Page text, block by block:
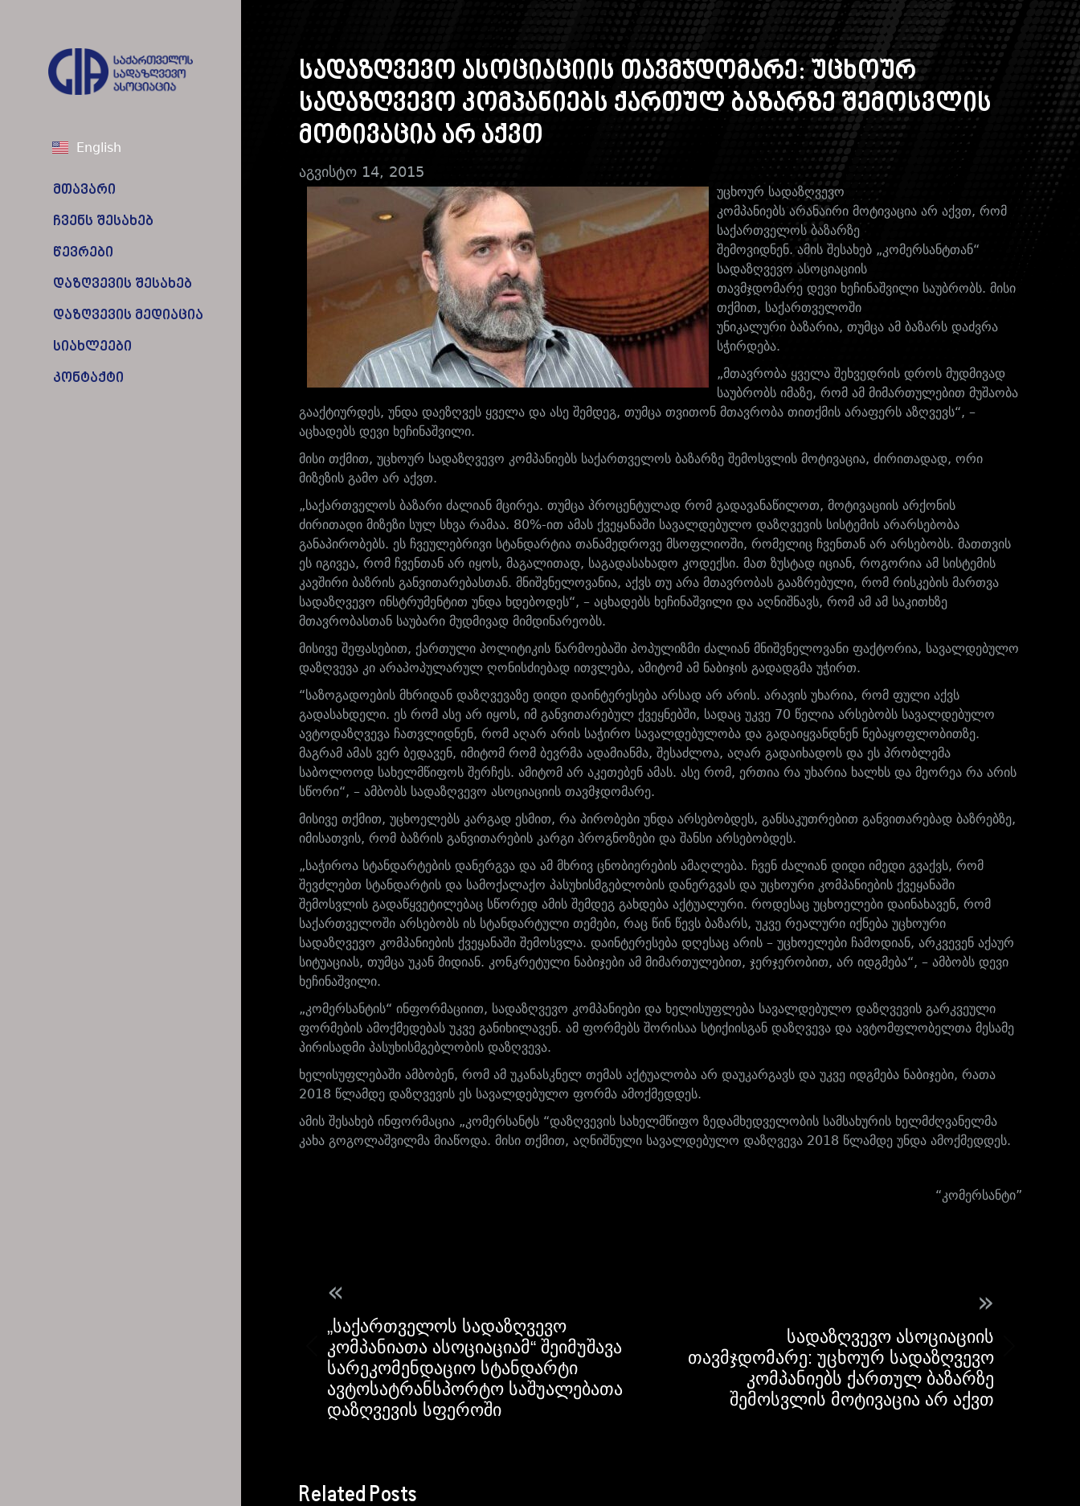
სადაზღვევო ასოციაციის თავმჯდომარე: უცხოურ
სადაზღვევო კომპანიებს ქართულ ბაზარზე შემოსვლის
მოტივაცია არ აქვთ
აგვისტო 14, 2015
უცხოურ სადაზღვევო
კომპანიებს არანაირი მოტივაცია არ აქვთ, რომ
საქართველოს ბაზარზე
შემოვიდნენ. ამის შესახებ „კომერსანტთან“
სადაზღვევო ასოციაციის
თავმჯდომარე დევი ხეჩინაშვილი საუბრობს. მისი
თქმით, საქართველოში
უნიკალური ბაზარია, თუმცა ამ ბაზარს დაძვრა
სჭირდება.
„მთავრობა ყველა შეხვედრის დროს მუდმივად
საუბრობს იმაზე, რომ ამ მიმართულებით მუშაობა
გააქტიურდეს, უნდა დაეზღვეს ყველა და ასე შემდეგ, თუმცა თვითონ მთავრობა თითქმის არაფერს აზღვევს“, –
აცხადებს დევი ხეჩინაშვილი.
მისი თქმით, უცხოურ სადაზღვევო კომპანიებს საქართველოს ბაზარზე შემოსვლის მოტივაცია, ძირითადად, ორი
მიზეზის გამო არ აქვთ.
„საქართველოს ბაზარი ძალიან მცირეა. თუმცა პროცენტულად რომ გადავანაწილოთ, მოტივაციის არქონის
ძირითადი მიზეზი სულ სხვა რამაა. 80%-ით ამას ქვეყანაში სავალდებულო დაზღვევის სისტემის არარსებობა
განაპირობებს. ეს ჩვეულებრივი სტანდარტია თანამედროვე მსოფლიოში, რომელიც ჩვენთან არ არსებობს. მათთვის
ეს იგივეა, რომ ჩვენთან არ იყოს, მაგალითად, საგადასახადო კოდექსი. მათ ზუსტად იციან, როგორია ამ სისტემის
კავშირი ბაზრის განვითარებასთან. მნიშვნელოვანია, აქვს თუ არა მთავრობას გააზრებული, რომ რისკების მართვა
სადაზღვევო ინსტრუმენტით უნდა ხდებოდეს“, – აცხადებს ხეჩინაშვილი და აღნიშნავს, რომ ამ ამ საკითხზე
მთავრობასთან საუბარი მუდმივად მიმდინარეობს.
მისივე შეფასებით, ქართული პოლიტიკის წარმოებაში პოპულიზმი ძალიან მნიშვნელოვანი ფაქტორია, სავალდებულო
დაზღვევა კი არაპოპულარულ ღონისძიებად ითვლება, ამიტომ ამ ნაბიჯის გადადგმა უჭირთ.
“საზოგადოების მხრიდან დაზღვევაზე დიდი დაინტერესება არსად არ არის. არავის უხარია, რომ ფული აქვს
გადასახდელი. ეს რომ ასე არ იყოს, იმ განვითარებულ ქვეყნებში, სადაც უკვე 70 წელია არსებობს სავალდებულო
ავტოდაზღვევა ჩათვლიდნენ, რომ აღარ არის საჭირო სავალდებულობა და გადაიყვანდნენ ნებაყოფლობითზე.
მაგრამ ამას ვერ ბედავენ, იმიტომ რომ ბევრმა ადამიანმა, შესაძლოა, აღარ გადაიხადოს და ეს პრობლემა
საბოლოოდ სახელმწიფოს შერჩეს. ამიტომ არ აკეთებენ ამას. ასე რომ, ერთია რა უხარია ხალხს და მეორეა რა არის
სწორი“, – ამბობს სადაზღვევო ასოციაციის თავმჯდომარე.
მისივე თქმით, უცხოელებს კარგად ესმით, რა პირობები უნდა არსებობდეს, განსაკუთრებით განვითარებად ბაზრებზე,
იმისათვის, რომ ბაზრის განვითარების კარგი პროგნოზები და შანსი არსებობდეს.
„საჭიროა სტანდარტების დანერგვა და ამ მხრივ ცნობიერების ამაღლება. ჩვენ ძალიან დიდი იმედი გვაქვს, რომ
შევძლებთ სტანდარტის და სამოქალაქო პასუხისმგებლობის დანერგვას და უცხოური კომპანიების ქვეყანაში
შემოსვლის გადაწყვეტილებაც სწორედ ამის შემდეგ გახდება აქტუალური. როდესაც უცხოელები დაინახავენ, რომ
საქართველოში არსებობს ის სტანდარტული თემები, რაც წინ წევს ბაზარს, უკვე რეალური იქნება უცხოური
სადაზღვევო კომპანიების ქვეყანაში შემოსვლა. დაინტერესება დღესაც არის – უცხოელები ჩამოდიან, არკვევენ აქაურ
სიტუაციას, თუმცა უკან მიდიან. კონკრეტული ნაბიჯები ამ მიმართულებით, ჯერჯერობით, არ იდგმება“, – ამბობს დევი
ხეჩინაშვილი.
„კომერსანტის“ ინფორმაციით, სადაზღვევო კომპანიები და ხელისუფლება სავალდებულო დაზღვევის გარკვეული
ფორმების ამოქმედებას უკვე განიხილავენ. ამ ფორმებს შორისაა სტიქიისგან დაზღვევა და ავტომფლობელთა მესამე
პირისადმი პასუხისმგებლობის დაზღვევა.
ხელისუფლებაში ამბობენ, რომ ამ უკანასკნელ თემას აქტუალობა არ დაუკარგავს და უკვე იდგმება ნაბიჯები, რათა
2018 წლამდე დაზღვევის ეს სავალდებულო ფორმა ამოქმედდეს.
ამის შესახებ ინფორმაცია „კომერსანტს “დაზღვევის სახელმწიფო ზედამხედველობის სამსახურის ხელმძღვანელმა
კახა გოგოლაშვილმა მიაწოდა. მისი თქმით, აღნიშნული სავალდებულო დაზღვევა 2018 წლამდე უნდა ამოქმედდეს.
“კომერსანტი”
«
„საქართველოს სადაზღვევო
კომპანიათა ასოციაციამ“ შეიმუშავა
სარეკომენდაციო სტანდარტი
ავტოსატრანსპორტო საშუალებათა
დაზღვევის სფეროში
»
სადაზღვევო ასოციაციის
თავმჯდომარე: უცხოურ სადაზღვევო
კომპანიებს ქართულ ბაზარზე
შემოსვლის მოტივაცია არ აქვთ
Related Posts
English
მთავარი
ჩვენს შესახებ
წევრები
დაზღვევის შესახებ
დაზღვევის მედიაცია
სიახლეები
კონტაქტი